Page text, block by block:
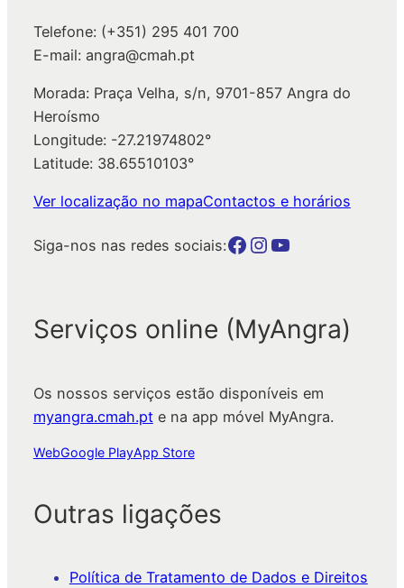
Telefone: (+351) 295 401 700
E-mail: angra@cmah.pt
Morada: Praça Velha, s/n, 9701-857 Angra do
Heroísmo
Longitude: -27.21974802°
Latitude: 38.65510103°
Ver localização no mapaContactos e horários
Siga-nos nas redes sociais:Botão para a página da autarquia no Facebook Botão para a página da autarquia no Instagram Botão para a página da autarquia no Youtube
Serviços online (MyAngra)
Os nossos serviços estão disponíveis em
myangra.cmah.pt e na app móvel MyAngra.
WebGoogle PlayApp Store
Outras ligações
Política de Tratamento de Dados e Direitos